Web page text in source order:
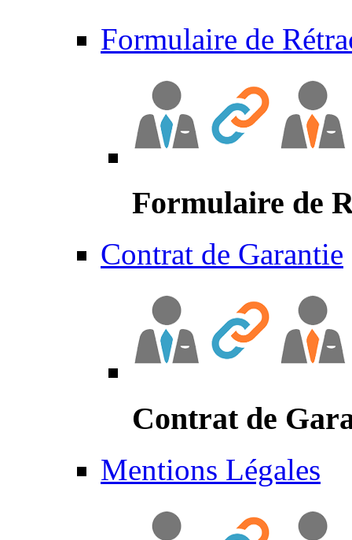
Formulaire de
Formulaire de
Contrat de Garantie
Contrat de
Mentions Légales